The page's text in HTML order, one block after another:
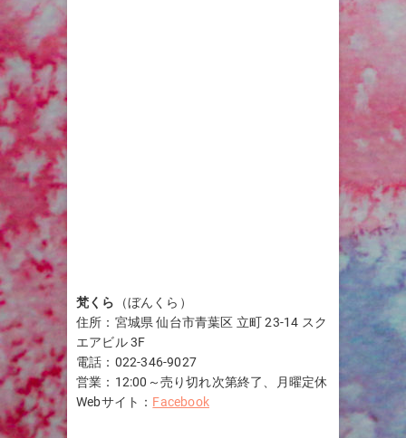
梵くら
（ぼんくら）
住所：宮城県 仙台市青葉区 立町 23-14 スク
エアビル 3F
電話：022-346-9027
営業：12:00～売り切れ次第終了、月曜定休
Webサイト： Facebook